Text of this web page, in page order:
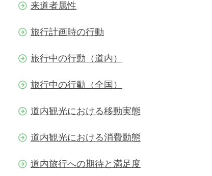
来道者属性
旅行計画時の行動
旅行中の行動（道内）
旅行中の行動（全国）
道内観光における移動実態
道内観光における消費動態
道内旅行への期待と満足度